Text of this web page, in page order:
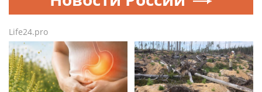
Life24.pro